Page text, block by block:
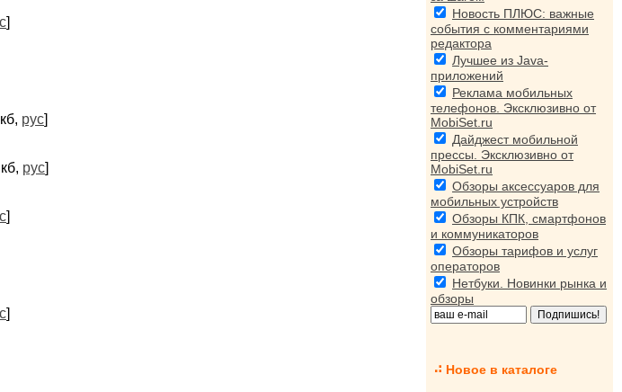
]
рус]
рус]
]
]
Новость ПЛЮС: важные
события с комментариями
редактора
Лучшее из Java-
приложений
Реклама мобильных
телефонов. Эксклюзивно от
MobiSet.ru
Дайджест мобильной
прессы. Эксклюзивно от
MobiSet.ru
Обзоры аксессуаров для
мобильных устройств
Обзоры КПК, смартфонов
и коммуникаторов
Обзоры тарифов и услуг
операторов
Нетбуки. Новинки рынка и
обзоры
Новое в каталоге